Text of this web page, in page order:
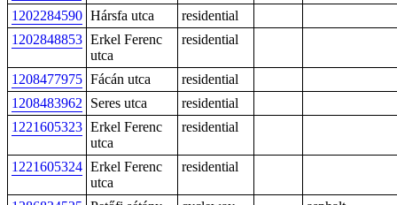
1202284590 Hársfa utca
residential
1202848853 Erkel Ferenc
utca
residential
1208477975 Fácán utca
residential
1208483962
Seres utca
residential
1221605323 Erkel Ferenc
utca
residential
1221605324 Erkel Ferenc
utca
residential